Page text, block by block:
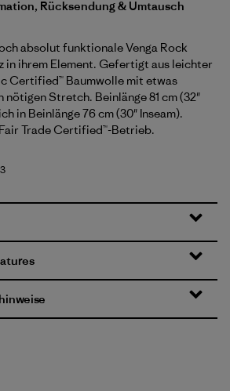
Rücksendung & Umtausch
absolut funktionale Venga Rock
in ihrem Element. Gefertigt aus leichter
Certified™ Baumwolle mit etwas
nötigen Stretch. Beinlänge 81 cm (32"
in Beinlänge 76 cm (30" Inseam).
Trade Certified™-Betrieb.